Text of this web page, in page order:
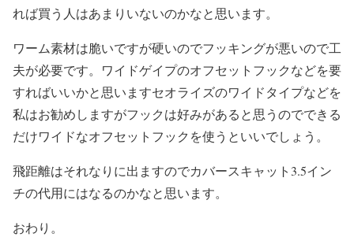
れば買う人はあまりいないのかなと思います。
ワーム素材は脆いですが硬いのでフッキングが悪いので工
夫が必要です。ワイドゲイプのオフセットフックなどを要
すればいいかと思いますセオライズのワイドタイプなどを
私はお勧めしますがフックは好みがあると思うのでできる
だけワイドなオフセットフックを使うといいでしょう。
飛距離はそれなりに出ますのでカバースキャット3.5イン
チの代用にはなるのかなと思います。
おわり。